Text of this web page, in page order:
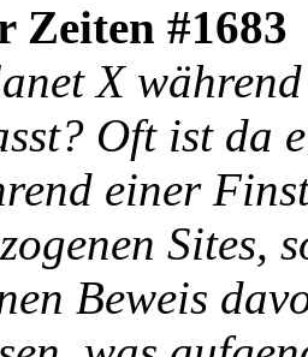
Zeiten #1683
X
Oft ist da
einer
Sites,
Beweis